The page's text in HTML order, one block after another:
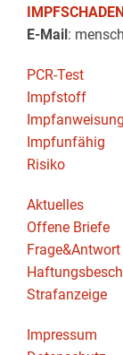
E-Mail :
PCR-Test
Impfstoff
Impfanweisung
Impfunfähig
Risiko
Aktuelles
Offene Briefe
Frage&Antwort
Strafanzeige
Impressum